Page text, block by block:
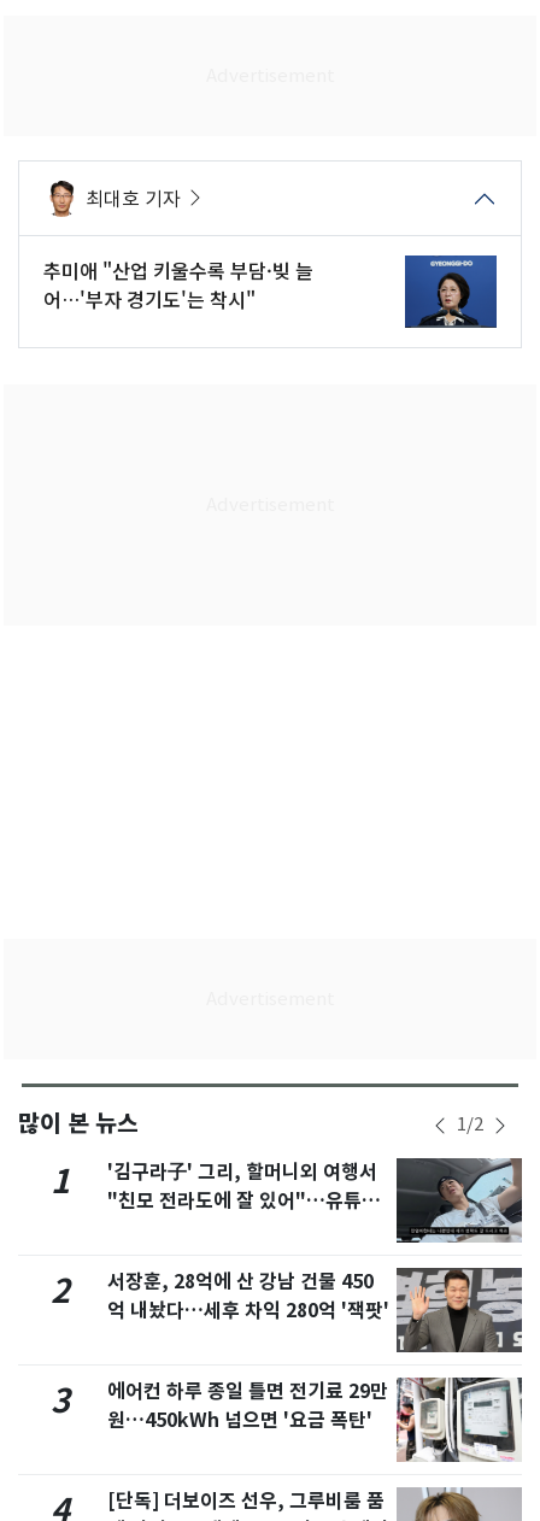
최대호 기자
추미애 "산업 키울수록 부담·빚 늘
어…'부자 경기도'는 착시"
많이 본 뉴스 1/2
1
'김구라子' 그리, 할머니외 여행서
"친모 전라도에 잘 있어"…유튜브
2
서장훈, 28억에 산 강남 건물 450
억 내놨다…세후 차익 280억 '잭팟'
3
에어컨 하루 종일 틀면 전기료 29만
원…450kWh 넘으면 '요금 폭탄'
4
[단독] 더보이즈 선우, 그루비룸 품